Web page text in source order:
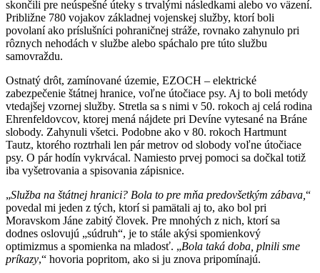
skončili pre neúspešné úteky s trvalými následkami alebo vo väzení.
Približne 780 vojakov základnej vojenskej služby, ktorí boli
povolaní ako príslušníci pohraničnej stráže, rovnako zahynulo pri
rôznych nehodách v službe alebo spáchalo pre túto službu
samovraždu.
Ostnatý drôt, zamínované územie, EZOCH – elektrické
zabezpečenie štátnej hranice, voľne útočiace psy. Aj to boli metódy
vtedajšej vzornej služby. Stretla sa s nimi v 50. rokoch aj celá rodina
Ehrenfeldovcov, ktorej mená nájdete pri Devíne vytesané na Bráne
slobody. Zahynuli všetci. Podobne ako v 80. rokoch Hartmunt
Tautz, ktorého roztrhali len pár metrov od slobody voľne útočiace
psy. O pár hodín vykrvácal. Namiesto prvej pomoci sa dočkal totiž
iba vyšetrovania a spisovania zápisnice.
„Služba na štátnej hranici? Bola to pre mňa predovšetkým zábava, “
povedal mi jeden z tých, ktorí si pamätali aj to, ako bol pri
Moravskom Jáne zabitý človek. Pre mnohých z nich, ktorí sa
dodnes oslovujú „súdruh“, je to stále akýsi spomienkový
optimizmus a spomienka na mladosť. „Bola taká doba, plnili sme
príkazy,“ hovoria popritom, ako si ju znova pripomínajú.